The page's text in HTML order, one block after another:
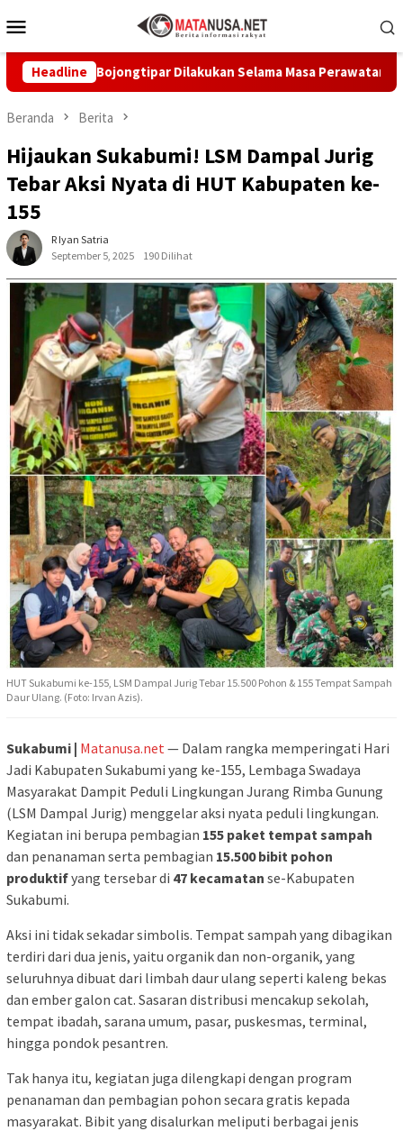
ke
Mobile
Headline Dilakukan Selama Masa Perawatan PT
Beranda Berita
Hijaukan Sukabumi! LSM Dampal Jurig
Tebar Aksi Nyata di HUT Kabupaten ke-
155
R Iyan Satria
September 5, 2025
190 Dilihat
HUT Sukabumi ke-155, LSM Dampal Jurig Tebar 15.500 Pohon & 155 Tempat Sampah
Daur Ulang. (Foto: Irvan Azis).
Sukabumi | Matanusa.net — Dalam rangka memperingati Hari
Jadi Kabupaten Sukabumi yang ke-155, Lembaga Swadaya
Masyarakat Dampit Peduli Lingkungan Jurang Rimba Gunung
(LSM Dampal Jurig) menggelar aksi nyata peduli lingkungan.
Kegiatan ini berupa pembagian 155 paket tempat sampah
dan penanaman serta pembagian 15.500 bibit pohon
produktifyang tersebar di 47 kecamatan se-Kabupaten
Sukabumi.
Aksi ini tidak sekadar simbolis. Tempat sampah yang dibagikan
terdiri dari dua jenis, yaitu organik dan non-organik, yang
seluruhnya dibuat dari limbah daur ulang seperti kaleng bekas
dan ember galon cat. Sasaran distribusi mencakup sekolah,
tempat ibadah, sarana umum, pasar, puskesmas, terminal,
hingga pondok pesantren.
Tak hanya itu, kegiatan juga dilengkapi dengan program
penanaman dan pembagian pohon secara gratis kepada
masyarakat. Bibit yang disalurkan meliputi berbagai jenis